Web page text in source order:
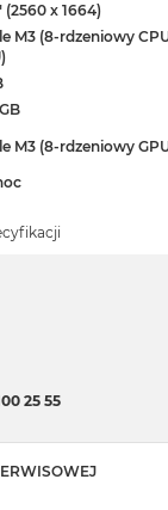
(2560 x 1664)
M3 (8-rdzeniowy
M3 (8-rdzeniowy
25 55